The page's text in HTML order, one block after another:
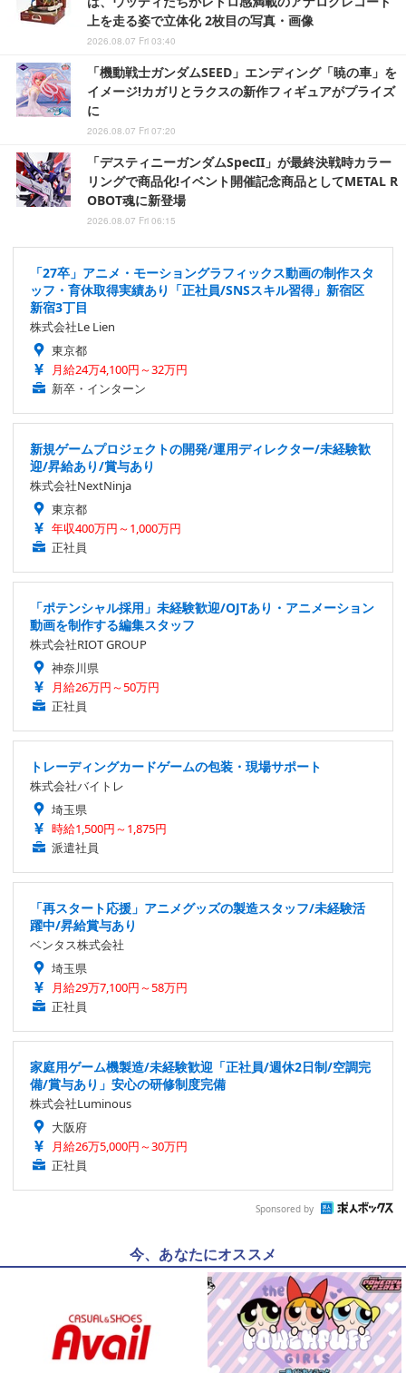
上を走る姿で立体化 2枚目の写真・画像
2026.08.07 Fri 03:40
「機動戦士ガンダムSEED」エンディング「暁の車」を
イメージ!カガリとラクスの新作フィギュアがプライズ
に
2026.08.07 Fri 07:20
「デスティニーガンダムSpecII」が最終決戦時カラー
リングで商品化!イベント開催記念商品としてMETAL R
OBOT魂に新登場
2026.08.07 Fri 06:15
「27卒」アニメ・モーショングラフィックス動画の制作スタ
ッフ・育休取得実績あり「正社員/SNSスキル習得」新宿区
新宿3丁目
株式会社Le Lien
東京都
月給24万4,100円～32万円
新卒・インターン
新規ゲームプロジェクトの開発/運用ディレクター/未経験歓
迎/昇給あり/賞与あり
株式会社NextNinja
東京都
年収400万円～1,000万円
正社員
「ポテンシャル採用」未経験歓迎/OJTあり・アニメーション
動画を制作する編集スタッフ
株式会社RIOT GROUP
神奈川県
月給26万円～50万円
正社員
トレーディングカードゲームの包装・現場サポート
株式会社バイトレ
埼玉県
時給1,500円～1,875円
派遣社員
「再スタート応援」アニメグッズの製造スタッフ/未経験活
躍中/昇給賞与あり
ベンタス株式会社
埼玉県
月給29万7,100円～58万円
正社員
家庭用ゲーム機製造/未経験歓迎「正社員/週休2日制/空調完
備/賞与あり」安心の研修制度完備
株式会社Luminous
大阪府
月給26万5,000円～30万円
正社員
Sponsored by
今、あなたにオススメ